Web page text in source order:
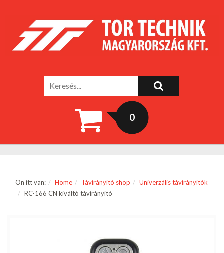
0
Ön itt van: Home Távirányító shop
Univerzális távirányítók
RC-166 CN kiváltó távirányító